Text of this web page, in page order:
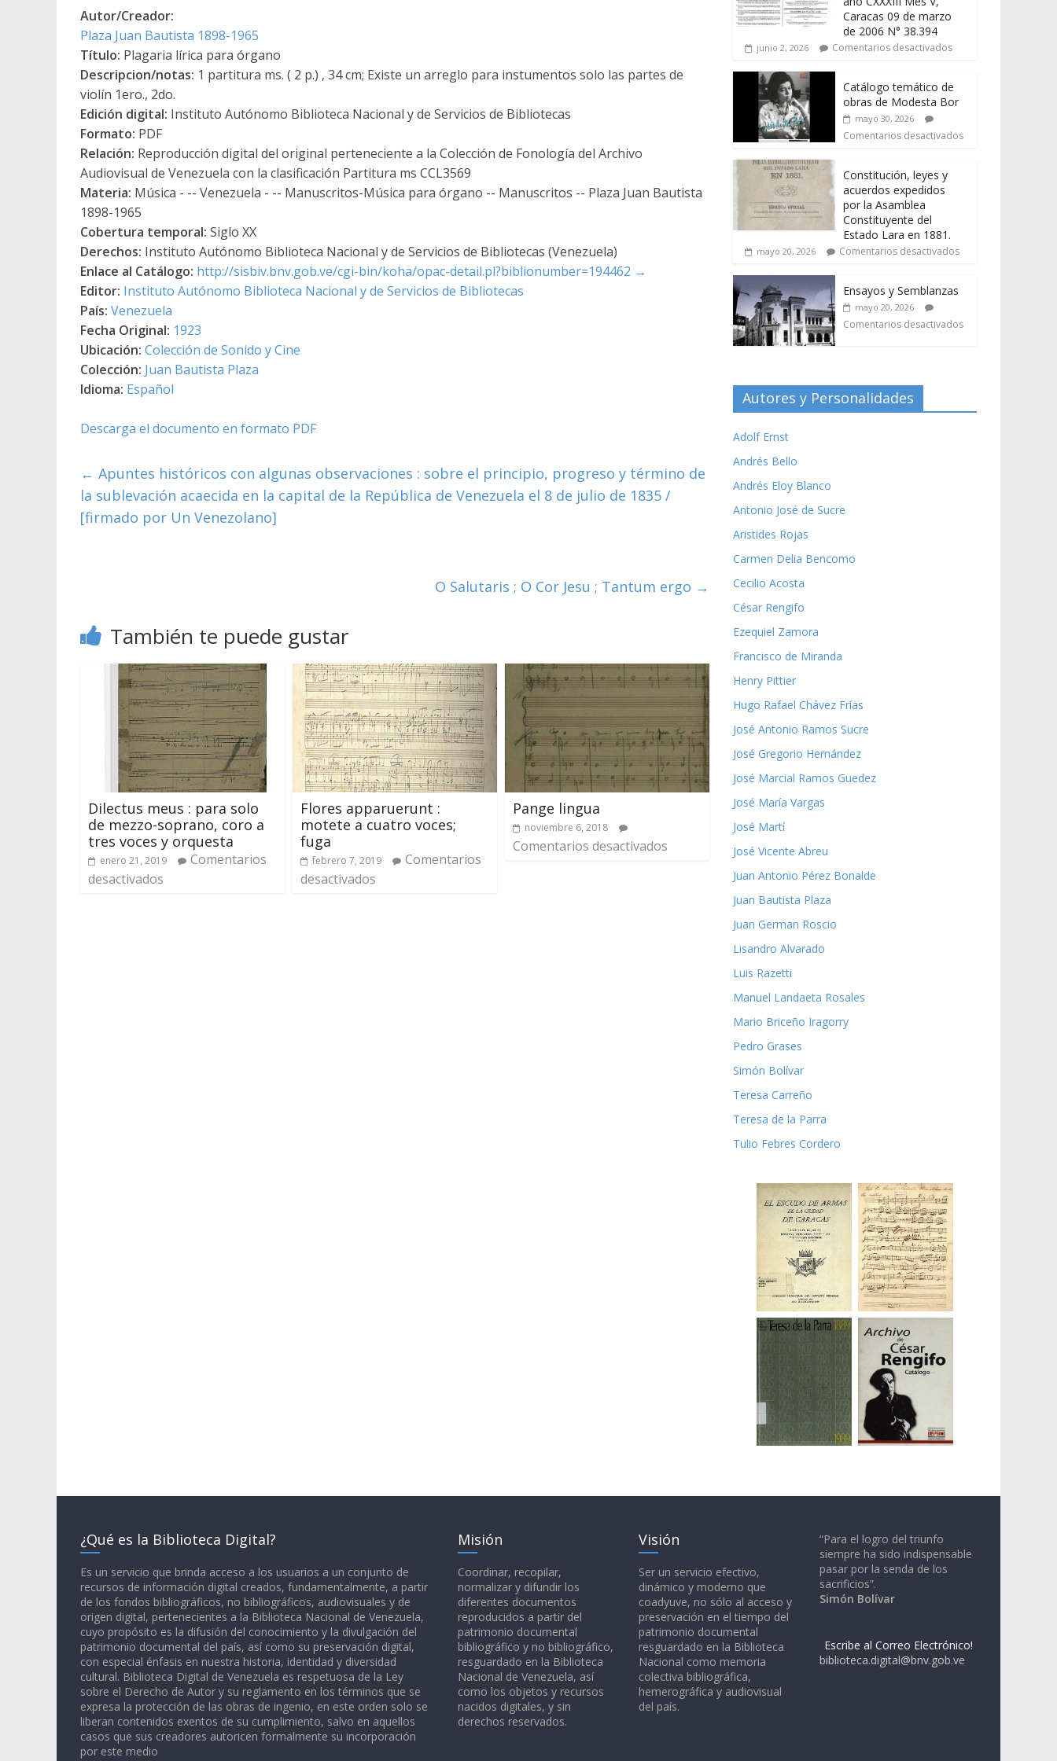
Autor/Creador:
Plaza Juan Bautista 1898-1965
Título: Plagaria lírica para órgano
Descripcion/notas: 1 partitura ms. ( 2 p.) , 34 cm; Existe un arreglo para instumentos solo las partes de
violín 1ero., 2do.
Edición digital: Instituto Autónomo Biblioteca Nacional y de Servicios de Bibliotecas
Formato: PDF
Relación: Reproducción digital del original perteneciente a la Colección de Fonología del Archivo
Audiovisual de Venezuela con la clasificación Partitura ms CCL3569
Materia: Música - -- Venezuela - -- Manuscritos-Música para órgano -- Manuscritos -- Plaza Juan Bautista
1898-1965
Cobertura temporal: Siglo XX
Derechos: Instituto Autónomo Biblioteca Nacional y de Servicios de Bibliotecas (Venezuela)
Enlace al Catálogo: http://sisbiv.bnv.gob.ve/cgi-bin/koha/opac-detail.pl?biblionumber=194462 →
Editor: Instituto Autónomo Biblioteca Nacional y de Servicios de Bibliotecas
País: Venezuela
Fecha Original: 1923
Ubicación: Colección de Sonido y Cine
Colección: Juan Bautista Plaza
Idioma: Español
Descarga el documento en formato PDF
← Apuntes históricos con algunas observaciones : sobre el principio, progreso y término de
la sublevación acaecida en la capital de la República de Venezuela el 8 de julio de 1835 /
[firmado por Un Venezolano]
O Salutaris ; O Cor Jesu ; Tantum ergo →
También te puede gustar
Dilectus meus : para solo
de mezzo-soprano, coro a
tres voces y orquesta
enero 21, 2019
Comentarios
desactivados
Flores apparuerunt :
motete a cuatro voces;
fuga
febrero 7, 2019
Comentarios
desactivados
Pange lingua
noviembre 6, 2018
Comentarios desactivados
Caracas 09 de marzo
de 2006 N° 38.394
junio 2, 2026 Comentarios desactivados
Catálogo temático de
obras de Modesta Bor
mayo 30, 2026
Comentarios desactivados
Constitución, leyes y
acuerdos expedidos
por la Asamblea
Constituyente del
Estado Lara en 1881.
mayo 20, 2026 Comentarios desactivados
Ensayos y Semblanzas
mayo 20, 2026
Comentarios desactivados
Autores y Personalidades
Adolf Ernst
Andrés Bello
Andrés Eloy Blanco
Antonio José de Sucre
Aristides Rojas
Carmen Delia Bencomo
Cecilio Acosta
César Rengifo
Ezequiel Zamora
Francisco de Miranda
Henry Pittier
Hugo Rafael Chávez Frías
José Antonio Ramos Sucre
José Gregorio Hernández
José Marcial Ramos Guedez
José María Vargas
José Martí
José Vicente Abreu
Juan Antonio Pérez Bonalde
Juan Bautista Plaza
Juan German Roscio
Lisandro Alvarado
Luis Razetti
Manuel Landaeta Rosales
Mario Briceño Iragorry
Pedro Grases
Simón Bolívar
Teresa Carreño
Teresa de la Parra
Tulio Febres Cordero
¿Qué es la Biblioteca Digital?
Es un servicio que brinda acceso a los usuarios a un conjunto de
recursos de información digital creados, fundamentalmente, a partir
de los fondos bibliográficos, no bibliográficos, audiovisuales y de
origen digital, pertenecientes a la Biblioteca Nacional de Venezuela,
cuyo propósito es la difusión del conocimiento y la divulgación del
patrimonio documental del país, así como su preservación digital,
con especial énfasis en nuestra historia, identidad y diversidad
cultural. Biblioteca Digital de Venezuela es respetuosa de la Ley
sobre el Derecho de Autor y su reglamento en los términos que se
expresa la protección de las obras de ingenio, en este orden solo se
liberan contenidos exentos de su cumplimiento, salvo en aquellos
casos que sus creadores autoricen formalmente su incorporación
por este medio
Misión
Coordinar, recopilar,
normalizar y difundir los
diferentes documentos
reproducidos a partir del
patrimonio documental
bibliográfico y no bibliográfico,
resguardado en la Biblioteca
Nacional de Venezuela, así
como los objetos y recursos
nacidos digitales, y sin
derechos reservados.
Visión
Ser un servicio efectivo,
dinámico y moderno que
coadyuve, no sólo al acceso y
preservación en el tiempo del
patrimonio documental
resguardado en la Biblioteca
Nacional como memoria
colectiva bibliográfica,
hemerográfica y audiovisual
del país.
“Para el logro del triunfo
siempre ha sido indispensable
pasar por la senda de los
sacrificios”.
Simón Bolívar
Escribe al Correo Electrónico!
biblioteca.digital@bnv.gob.ve